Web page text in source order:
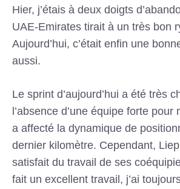
Hier, j’étais à deux doigts
UAE-Emirates tirait à un très bon
Aujourd’hui, c’était enfin une
aussi.
Le sprint d’aujourd’hui a été très
l’absence d’une équipe forte pour
a affecté la dynamique de
dernier kilomètre. Cependant,
satisfait du travail de ses
fait un excellent travail, j’ai